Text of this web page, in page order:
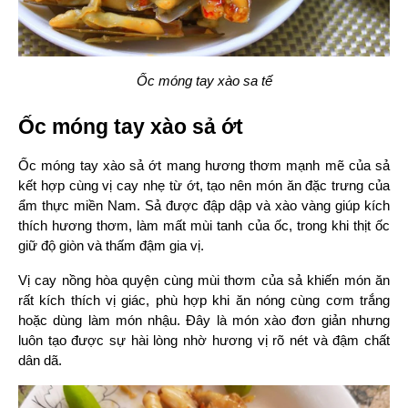
Ốc móng tay xào sa tế
Ốc móng tay xào sả ớt
Ốc móng tay xào sả ớt mang hương thơm mạnh mẽ của sả
kết hợp cùng vị cay nhẹ từ ớt, tạo nên món ăn đặc trưng của
ẩm thực miền Nam. Sả được đập dập và xào vàng giúp kích
thích hương thơm, làm mất mùi tanh của ốc, trong khi thịt ốc
giữ độ giòn và thấm đậm gia vị.
Vị cay nồng hòa quyện cùng mùi thơm của sả khiến món ăn
rất kích thích vị giác, phù hợp khi ăn nóng cùng cơm trắng
hoặc dùng làm món nhậu. Đây là món xào đơn giản nhưng
luôn tạo được sự hài lòng nhờ hương vị rõ nét và đậm chất
dân dã.